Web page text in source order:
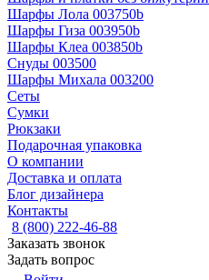
Шарфы Лола 003750b
Шарфы Гиза 003950b
Шарфы Клеа 003850b
Снуды 003500
Шарфы Михала 003200
Сеты
Сумки
Рюкзаки
Подарочная упаковка
О компании
Доставка и оплата
Блог дизайнера
Контакты
8 (800) 222-46-88
Заказать звонок
Задать вопрос